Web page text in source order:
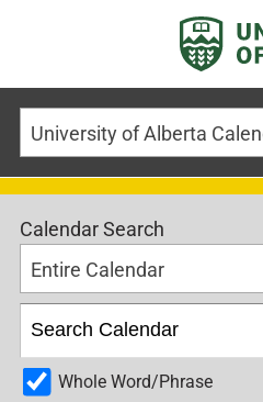
Calendar Search
Entire Calendar
Whole Word/Phrase